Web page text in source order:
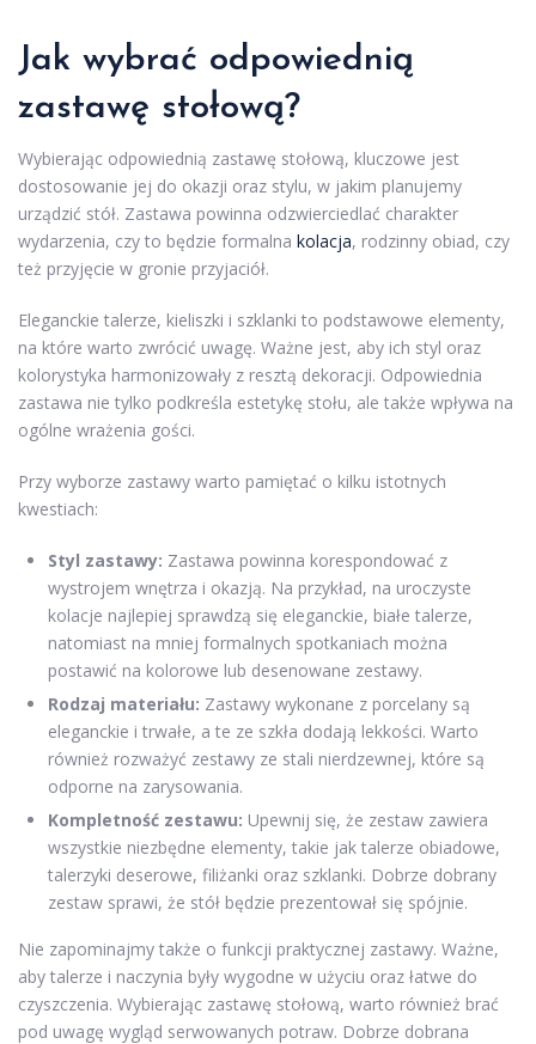
Jak wybrać odpowiednią
zastawę stołową?
Wybierając odpowiednią zastawę stołową, kluczowe jest
dostosowanie jej do okazji oraz stylu, w jakim planujemy
urządzić stół. Zastawa powinna odzwierciedlać charakter
wydarzenia, czy to będzie formalna kolacja, rodzinny obiad, czy
też przyjęcie w gronie przyjaciół.
Eleganckie talerze, kieliszki i szklanki to podstawowe elementy,
na które warto zwrócić uwagę. Ważne jest, aby ich styl oraz
kolorystyka harmonizowały z resztą dekoracji. Odpowiednia
zastawa nie tylko podkreśla estetykę stołu, ale także wpływa na
ogólne wrażenia gości.
Przy wyborze zastawy warto pamiętać o kilku istotnych
kwestiach:
Styl zastawy: Zastawa powinna korespondować z
wystrojem wnętrza i okazją. Na przykład, na uroczyste
kolacje najlepiej sprawdzą się eleganckie, białe talerze,
natomiast na mniej formalnych spotkaniach można
postawić na kolorowe lub desenowane zestawy.
Rodzaj materiału: Zastawy wykonane z porcelany są
eleganckie i trwałe, a te ze szkła dodają lekkości. Warto
również rozważyć zestawy ze stali nierdzewnej, które są
odporne na zarysowania.
Kompletność zestawu: Upewnij się, że zestaw zawiera
wszystkie niezbędne elementy, takie jak talerze obiadowe,
talerzyki deserowe, filiżanki oraz szklanki. Dobrze dobrany
zestaw sprawi, że stół będzie prezentował się spójnie.
Nie zapominajmy także o funkcji praktycznej zastawy. Ważne,
aby talerze i naczynia były wygodne w użyciu oraz łatwe do
czyszczenia. Wybierając zastawę stołową, warto również brać
pod uwagę wygląd serwowanych potraw. Dobrze dobrana